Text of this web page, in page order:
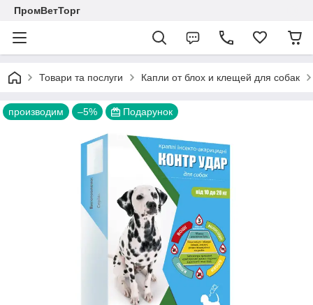
ПромВетТорг
Товари та послуги Капли от блох и клещей для собак
производим –5% Подарунок